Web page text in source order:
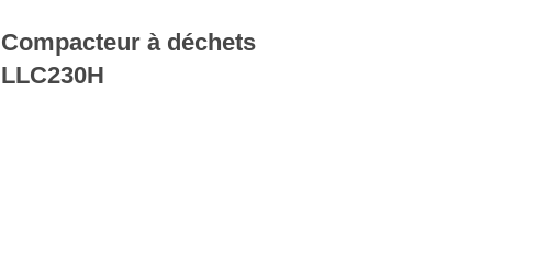
Compacteur à déchets
LLC230H